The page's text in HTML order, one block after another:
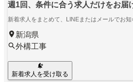
週1回、条件に合う求人だけをお届
新着求人をまとめて、LINEまたはメールでお知
新潟県
外構工事
新着求人を受け取る